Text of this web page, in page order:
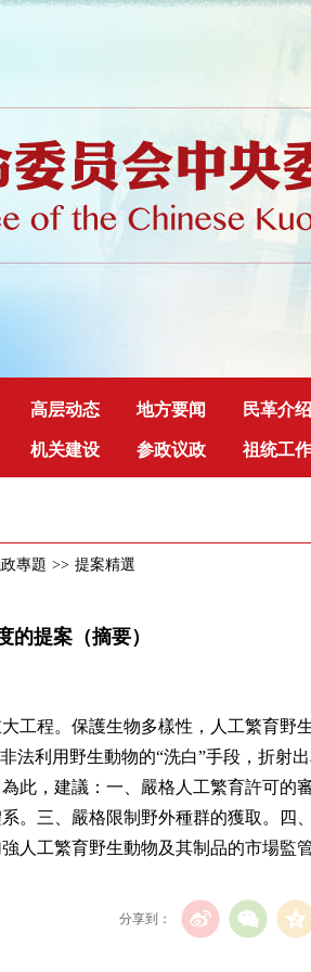
高层动态 地方要闻 民革介绍
机关建设 参政议政 祖统工作
專題 >> 提案精選
的提案（摘要）
工程。保護生物多樣性，人工繁育野
法利用野生動物的“洗白”手段，折射
此，建議：一、嚴格人工繁育許可的
。三、嚴格限制野外種群的獲取。四
人工繁育野生動物及其制品的市場監管
分享到：